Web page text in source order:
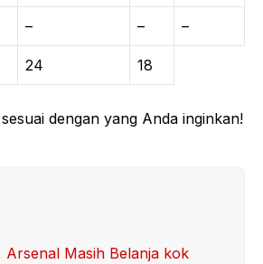
– – –
24 18
dengan yang Anda inginkan!
Arsenal Masih Belanja kok